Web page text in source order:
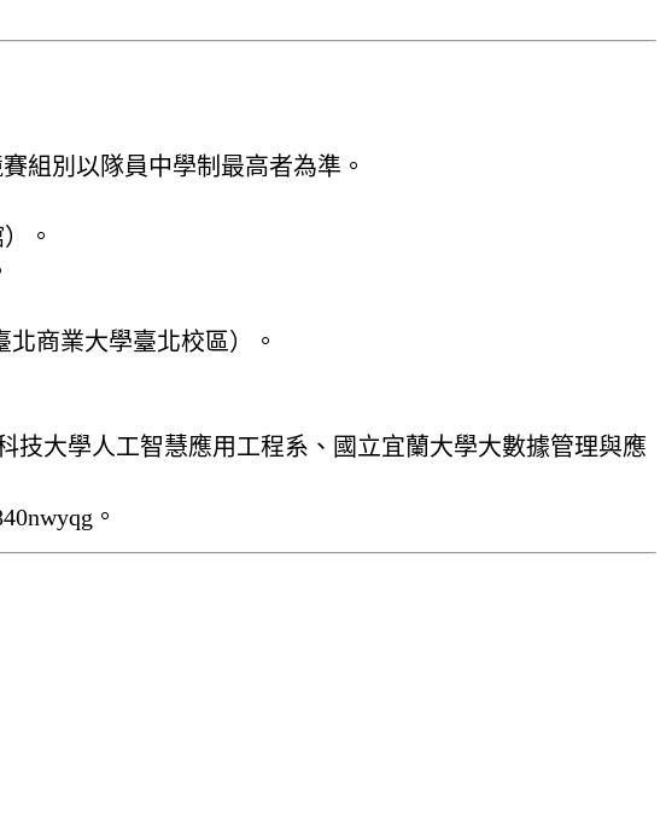
組別以隊員中學制最高者為準。
。
商業大學臺北校區）。
大學人工智慧應用工程系、國立宜蘭大學大數據管理與應
。